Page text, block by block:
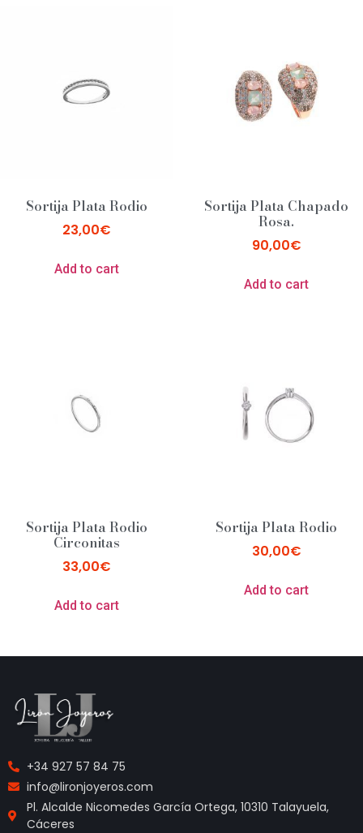
Sortija Plata Rodio
23,00€
Add to cart
Sortija Plata Chapado
Rosa.
90,00€
Add to cart
Sortija Plata Rodio
Circonitas
33,00€
Add to cart
Sortija Plata Rodio
30,00€
Add to cart
+34 927 57 84 75
info@lironjoyeros.com
Pl. Alcalde Nicomedes García Ortega, 10310 Talayuela,
Cáceres